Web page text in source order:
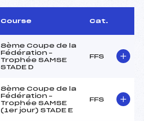
Course Cat.
8ème Coupe de la
Fédération –
Trophée SAMSE
STADE D
FFS
8ème Coupe de la
Fédération –
Trophée SAMSE
(1er jour) STADE E
FFS